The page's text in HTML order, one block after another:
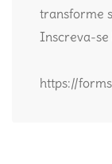
transforme
Inscreva-se
https://